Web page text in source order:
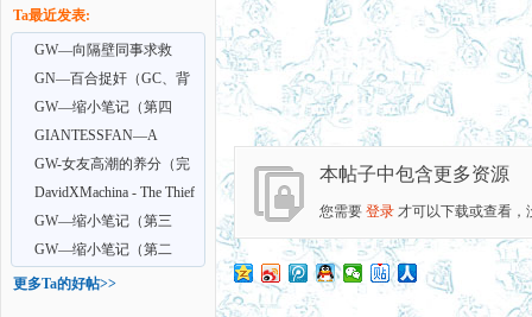
Ta最近发表:
GW—向隔壁同事求救
却…(GC)
GN—百合捉奸（GC、背
叛）
GW—缩小笔记（第四
部）GC、GTS、乱伦、sm
GIANTESSFAN—A
Goddess of Law 8
GW-女友高潮的养分（完
结）GC/绿帽、舔狗
DavidXMachina - The Thief
1-3
GW—缩小笔记（第三
部）GC、GT、GTS、乱伦
GW—缩小笔记（第二
部）GC、GT、GTS
更多Ta的好帖>>
本帖子中包含更多资源
您需要 登录 才可以下载或查看，